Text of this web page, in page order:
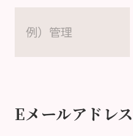
Eメールアドレス